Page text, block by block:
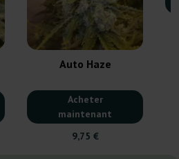
Auto Haze
Acheter
maintenant
9,75 €